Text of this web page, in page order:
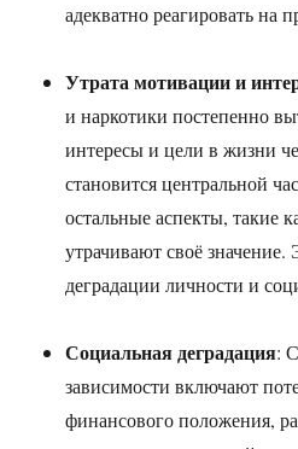
адекватно реагировать на
Утрата мотивации и
и наркотики постепенно
интересы и цели в жизни
становится центральной
остальные аспекты, такие
утрачивают своё
деградации личности и
Социальная деградация:
зависимости включают
финансового положения,